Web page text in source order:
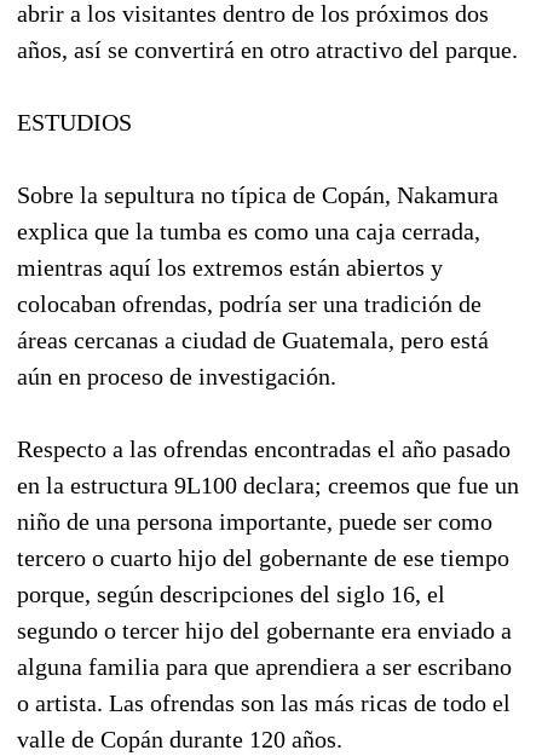
abrir a los visitantes dentro de los próximos dos
años, así se convertirá en otro atractivo del parque.
ESTUDIOS
Sobre la sepultura no típica de Copán, Nakamura
explica que la tumba es como una caja cerrada,
mientras aquí los extremos están abiertos y
colocaban ofrendas, podría ser una tradición de
áreas cercanas a ciudad de Guatemala, pero está
aún en proceso de investigación.
Respecto a las ofrendas encontradas el año pasado
en la estructura 9L100 declara; creemos que fue un
niño de una persona importante, puede ser como
tercero o cuarto hijo del gobernante de ese tiempo
porque, según descripciones del siglo 16, el
segundo o tercer hijo del gobernante era enviado a
alguna familia para que aprendiera a ser escribano
o artista. Las ofrendas son las más ricas de todo el
valle de Copán durante 120 años.